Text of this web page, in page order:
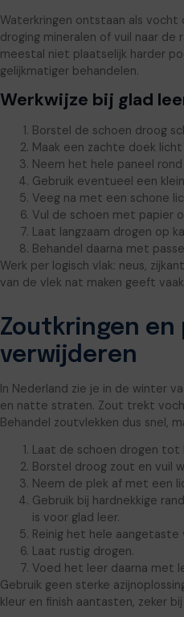
Waterkringen ontstaan als
droging mineralen of vuil naar de
meestal niet plaatselijk harder
gelijkmatiger behandelen.
Werkwijze bij glad
Borstel de schoen droog
Maak een zachte doek
Neem het hele paneel
Gebruik eventueel een
Veeg na met een schone
Vul de schoen met papier
Laat langzaam drogen op
Behandel daarna met
Werk per logisch vlak: neus,
van de vlek nat maken geeft
Zoutkringen en
verwijderen
In Nederland zie je in de winter
en natte straten. Zout trekt
Behandel zoutvlekken dus snel,
Laat de schoen drogen tot
Borstel droog zout en vuil
Neem de plek af met een
Gebruik bij hardnekkige
is voor glad leer.
Reinig het hele aangetaste
Laat rustig drogen.
Voed het leer daarna met
Gebruik geen sterke
kleur en finish aantasten, zeker